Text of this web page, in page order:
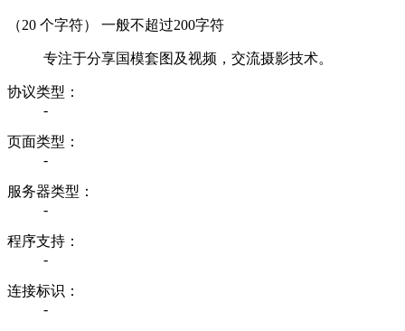
（20 个字符） 一般不超过200字符
专注于分享国模套图及视频，交流摄影技术。
协议类型：
-
页面类型：
-
服务器类型：
-
程序支持：
-
连接标识：
-